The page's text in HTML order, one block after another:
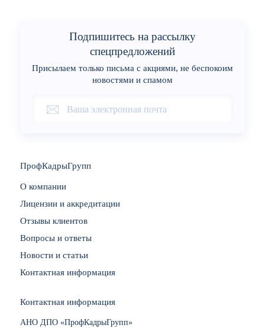
Подпишитесь на рассылку
спецпредложений
Присылаем только письма с акциями, не беспокоим
новостями и спамом
ПрофКадрыГрупп
О компании
Лицензии и аккредитации
Отзывы клиентов
Вопросы и ответы
Новости и статьи
Контактная информация
Контактная информация
АНО ДПО «ПрофКадрыГрупп»